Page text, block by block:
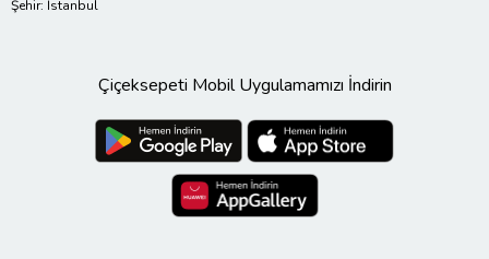
Şehir: İstanbul
Çiçeksepeti Mobil Uygulamamızı İndirin